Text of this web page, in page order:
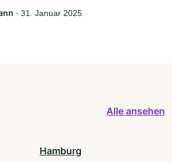
‧ 31. Januar 2025
Alle ansehen
Hamburg